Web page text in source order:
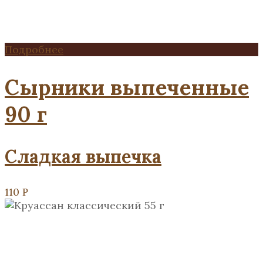
Подробнее
Сырники выпеченные
90 г
Сладкая выпечка
110 Р